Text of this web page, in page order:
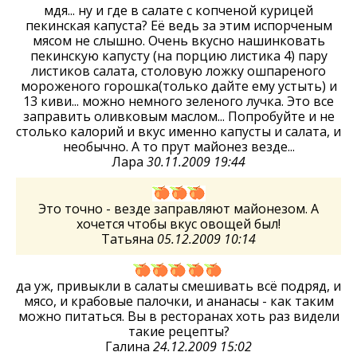
мдя... ну и где в салате с копченой курицей
пекинская капуста? Её ведь за этим испорченым
мясом не слышно. Очень вкусно нашинковать
пекинскую капусту (на порцию листика 4) пару
листиков салата, столовую ложку ошпареного
мороженого горошка(только дайте ему устыть) и
13 киви... можно немного зеленого лучка. Это все
заправить оливковым маслом... Попробуйте и не
столько калорий и вкус именно капусты и салата, и
необычно. А то прут майонез везде...
Лара 30.11.2009 19:44
Это точно - везде заправляют майонезом. А
хочется чтобы вкус овощей был!
Татьяна 05.12.2009 10:14
да уж, привыкли в салаты смешивать всё подряд, и
мясо, и крабовые палочки, и ананасы - как таким
можно питаться. Вы в ресторанах хоть раз видели
такие рецепты?
Галина 24.12.2009 15:02